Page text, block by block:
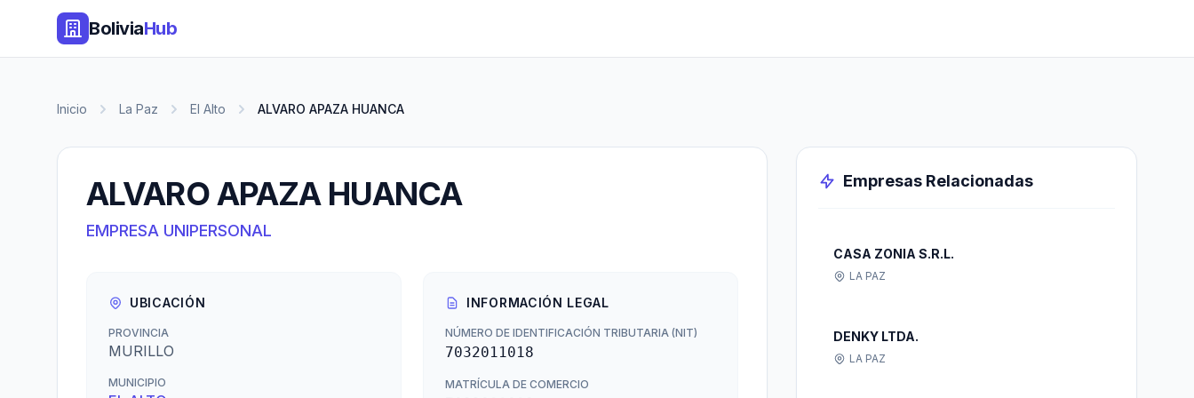
BoliviaHub
Inicio La Paz El Alto ALVARO APAZA HUANCA
ALVARO APAZA HUANCA
EMPRESA UNIPERSONAL
UBICACIÓN
PROVINCIA
MURILLO
MUNICIPIO
INFORMACIÓN LEGAL
NÚMERO DE IDENTIFICACIÓN TRIBUTARIA (NIT)
7032011018
MATRÍCULA DE COMERCIO
Empresas Relacionadas
CASA ZONIA S.R.L.
LA PAZ
DENKY LTDA.
LA PAZ